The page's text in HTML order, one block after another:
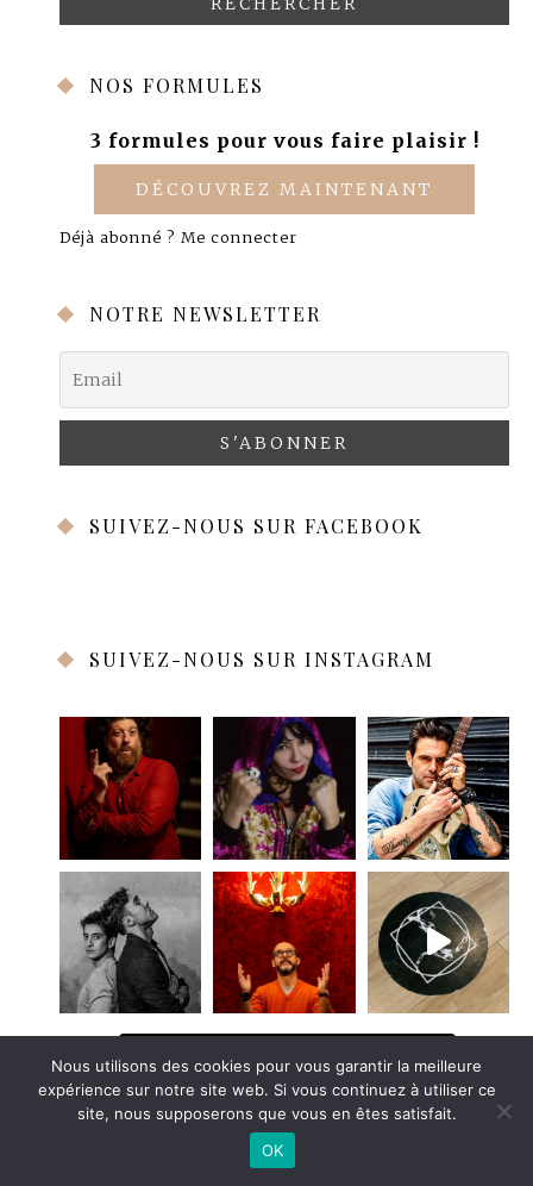
NOS FORMULES
3 formules pour vous faire plaisir !
DÉCOUVREZ MAINTENANT
Déjà abonné ? Me connecter
NOTRE NEWSLETTER
SUIVEZ-NOUS SUR FACEBOOK
SUIVEZ-NOUS SUR INSTAGRAM
Nous utilisons des cookies pour vous garantir la meilleure
expérience sur notre site web. Si vous continuez à utiliser ce
site, nous supposerons que vous en êtes satisfait.
OK